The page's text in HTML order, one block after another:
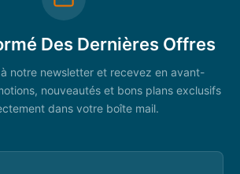
Des Dernières Offres
notre newsletter et recevez en avant-
nouveautés et bons plans exclusifs
dans votre boîte mail.